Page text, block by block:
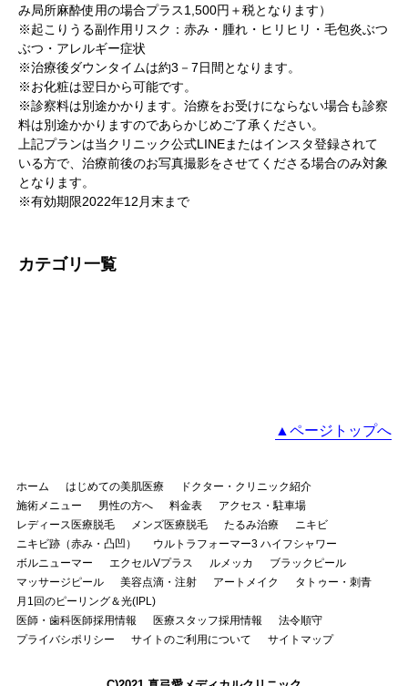
み局所麻酔使用の場合プラス1,500円＋税となります）
※起こりうる副作用リスク：赤み・腫れ・ヒリヒリ・毛包炎ぶつ
ぶつ・アレルギー症状
※治療後ダウンタイムは約3－7日間となります。
※お化粧は翌日から可能です。
※診察料は別途かかります。治療をお受けにならない場合も診察
料は別途かかりますのであらかじめご了承ください。
上記プランは当クリニック公式LINEまたはインスタ登録されて
いる方で、治療前後のお写真撮影をさせてくださる場合のみ対象
となります。
※有効期限2022年12月末まで
カテゴリ一覧
▲ページトップへ
ホーム はじめての美肌医療
ドクター・クリニック紹介
施術メニュー
男性の方へ 料金表
アクセス・駐車場
レディース医療脱毛
メンズ医療脱毛 たるみ治療
ニキビ
ニキビ跡（赤み・凸凹）
ウルトラフォーマー3 ハイフシャワー
ボルニューマー
エクセルVプラス ルメッカ
ブラックピール
マッサージピール
美容点滴・注射 アートメイク
タトゥー・刺青
月1回のピーリング＆光(IPL)
医師・歯科医師採用情報
医療スタッフ採用情報
法令順守
プライバシポリシー
サイトのご利用について サイトマップ